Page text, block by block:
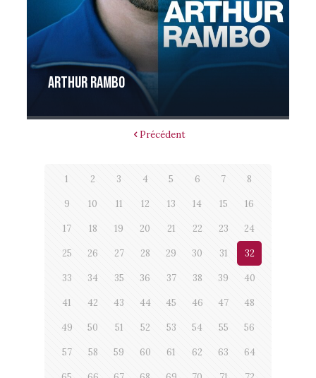
Arthur Rambo
Précédent
1 2 3 4 5 6 7 8
9 10 11 12 13 14 15 16
17 18 19 20 21 22 23 24
25 26 27 28 29 30 31 32
33 34 35 36 37 38 39 40
41 42 43 44 45 46 47 48
49 50 51 52 53 54 55 56
57 58 59 60 61 62 63 64